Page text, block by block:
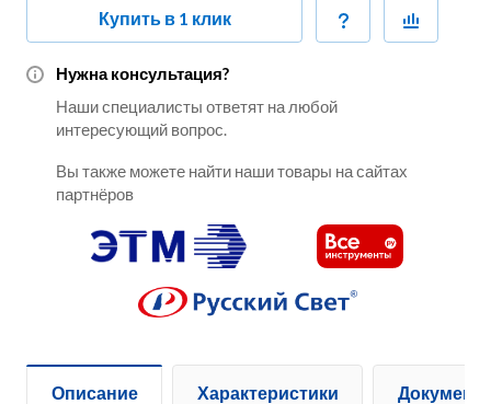
Купить в 1 клик
Нужна консультация?
Наши специалисты ответят на любой
интересующий вопрос.
Вы также можете найти наши товары на сайтах
партнёров
Описание Характеристики